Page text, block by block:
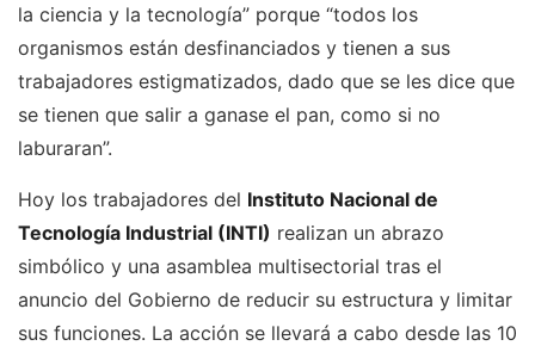
la ciencia y la tecnología” porque “todos los
organismos están desfinanciados y tienen a sus
trabajadores estigmatizados, dado que se les dice que
se tienen que salir a ganase el pan, como si no
laburaran”.
Hoy los trabajadores del Instituto Nacional de
Tecnología Industrial (INTI) realizan un abrazo
simbólico y una asamblea multisectorial tras el
anuncio del Gobierno de reducir su estructura y limitar
sus funciones. La acción se llevará a cabo desde las 10